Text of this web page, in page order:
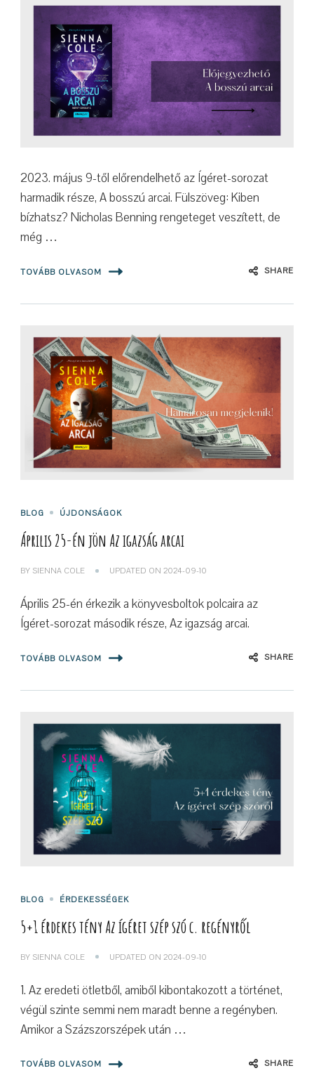
2023. május 9-től előrendelhető az Ígéret-sorozat
harmadik része, A bosszú arcai. Fülszöveg: Kiben
bízhatsz? Nicholas Benning rengeteget veszített, de
még …
TOVÁBB OLVASOM SHARE
BLOG ÚJDONSÁGOK
Április 25-én jön Az igazság arcai
BY SIENNA COLE UPDATED ON 2024-09-10
Április 25-én érkezik a könyvesboltok polcaira az
Ígéret-sorozat második része, Az igazság arcai.
TOVÁBB OLVASOM SHARE
BLOG ÉRDEKESSÉGEK
5+1 érdekes tény Az ígéret szép szó c. regényről
BY SIENNA COLE UPDATED ON 2024-09-10
1. Az eredeti ötletből, amiből kibontakozott a történet,
végül szinte semmi nem maradt benne a regényben.
Amikor a Százszorszépek után …
TOVÁBB OLVASOM SHARE